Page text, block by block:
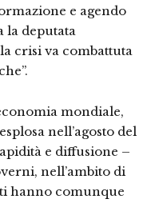
e agendo
la deputata
crisi va combattuta
mondiale,
nell’agosto del
e diffusione –
nell’ambito di
hanno comunque